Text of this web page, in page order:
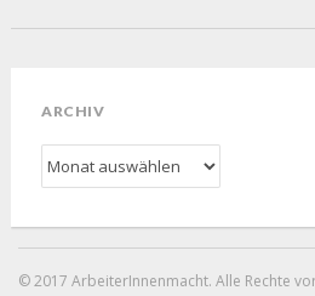
ARCHIV
Archiv
© 2017 ArbeiterInnenmacht. Alle Rechte